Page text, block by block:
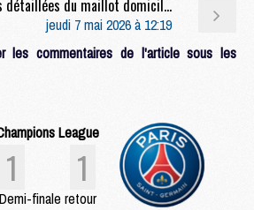
Club : Nouvelles images détaillées du maillot domicile 2026/2027 du PSG
jeudi 7 mai 2026 à 12:19
les commentaires de l'article sous les
League
1 1
Demi-finale retour